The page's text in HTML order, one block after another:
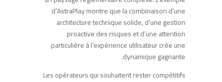
d’AstraPlay montre que la combinaison d’une
architecture technique solide, d’une gestion
proactive des risques et d’une attention
particulière à l’expérience utilisateur crée une
dynamique gagnante.
Les opérateurs qui souhaitent rester compétitifs